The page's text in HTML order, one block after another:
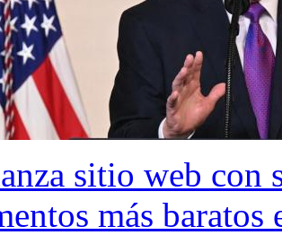
sitio web con
más baratos